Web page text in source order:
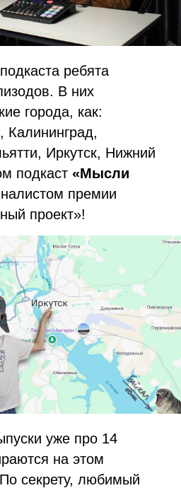
ребята
В них
города, как:
Калининград,
Иркутск, Нижний
подкаст «Мысли
премии
проект»!
уже про 14
на этом
секрету, любимый